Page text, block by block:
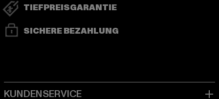
TIEFPREISGARANTIE
SICHERE BEZAHLUNG